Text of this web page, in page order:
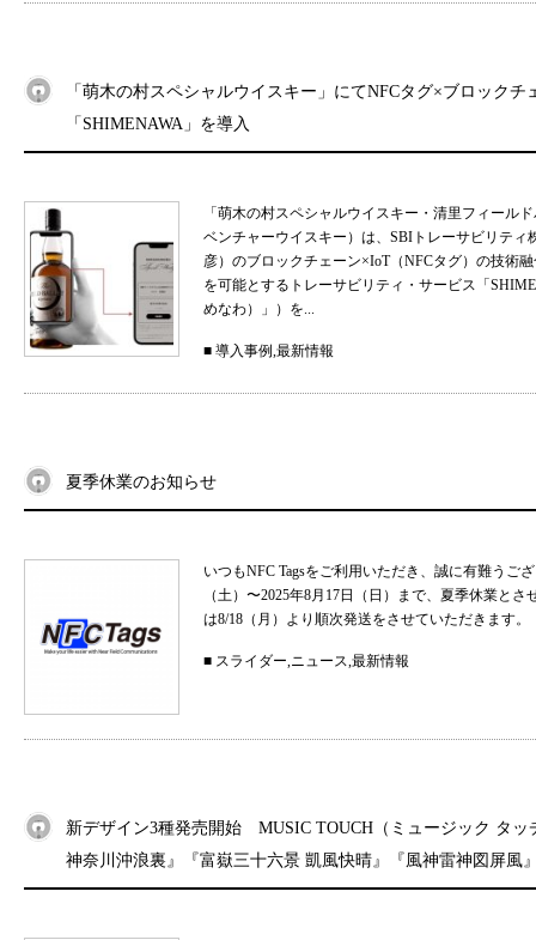
「萌木の村スペシャルウイスキー」にてNFCタグ×ブロックチ
「SHIMENAWA」を導入
「萌木の村スペシャルウイスキー・清里フィール
ベンチャーウイスキー）は、SBIトレーサビリテ
彦）のブロックチェーン×IoT（NFCタグ）の技術
を可能とするトレーサビリティ・サービス「
めなわ）」）を...
■ 導入事例,最新情報
夏季休業のお知らせ
いつもNFC Tagsをご利用いただき、誠に有難う
（土）〜2025年8月17日（日）まで、夏季休業と
は8/18（月）より順次発送をさせていただきま
■ スライダー,ニュース,最新情報
新デザイン3種発売開始 MUSIC TOUCH（ミュージック タッ
神奈川沖浪裏』『富嶽三十六景 凱風快晴』『風神雷神図屏風